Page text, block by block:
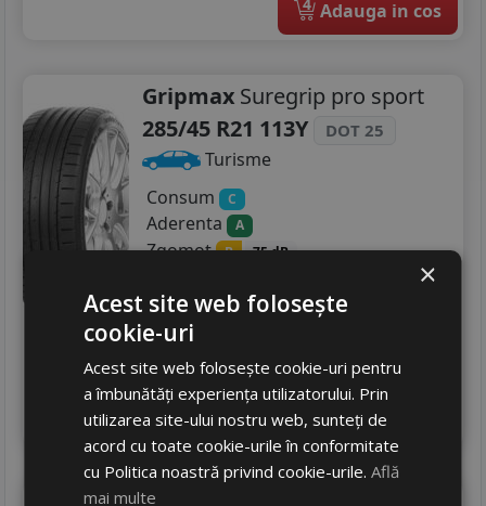
Adauga in cos
Gripmax Suregrip pro sport
285/45 R21 113Y
DOT 25
Turisme
Consum
C
Aderenta A
Zgomot B 75 dB
795 RON
1064 RON
In stoc - peste 12 buc
livrare 5/7 zile
Adauga in cos
×
Acest site web folosește
cookie-uri
Acest site web folosește cookie-uri pentru
a îmbunătăți experiența utilizatorului. Prin
utilizarea site-ului nostru web, sunteți de
acord cu toate cookie-urile în conformitate
cu Politica noastră privind cookie-urile.Află
mai multe